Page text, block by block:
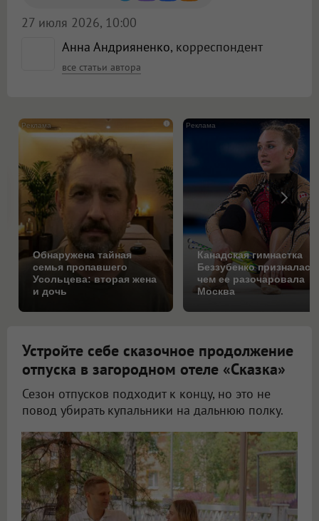
Анна Андрияненко, корреспондент
все статьи автора
27 июля 2026, 10:00
i
Обнаружена тайная
семья пропавшего
Усольцева: вторая жена
и дочь
Канадская гимнастка
Беззубенко
чем ее разочаровала
Москва
Устройте себе сказочное продолжение
отпуска в загородном отеле «Сказка»
Сезон отпусков подходит к концу, но это не
повод убирать купальники на дальнюю полку.